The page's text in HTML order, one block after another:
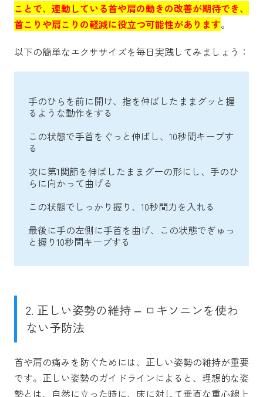
ことで、連動している首や肩の動きの改善が期待でき、
首こりや肩こりの軽減に役立つ可能性があります。
以下の簡単なエクササイズを毎日実践してみましょう：
手のひらを前に開け、指を伸ばしたままグッと握
るような動作をする
この状態で手首をぐっと伸ばし、10秒間キープす
る
次に第1関節を伸ばしたままグーの形にし、手のひ
らに向かって曲げる
この状態でしっかり握り、10秒間力を入れる
最後に手の左側に手首を曲げ、この状態でぎゅっ
と握り10秒間キープする
2. 正しい姿勢の維持 – ロキソニンを使わ
ない予防法
首や肩の痛みを防ぐためには、正しい姿勢の維持が重要
です。正しい姿勢のガイドラインによると、理想的な姿
勢とは、自然に立った時に、床に対して垂直な重心線上